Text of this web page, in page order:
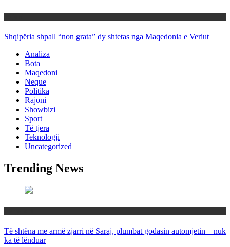
Shqipëria shpall “non grata” dy shtetas nga Maqedonia e Veriut
Analiza
Bota
Maqedoni
Neque
Politika
Rajoni
Showbizi
Sport
Të tjera
Teknologji
Uncategorized
Trending News
Të shtëna me armë zjarri në Saraj, plumbat godasin automjetin – nuk
ka të lënduar